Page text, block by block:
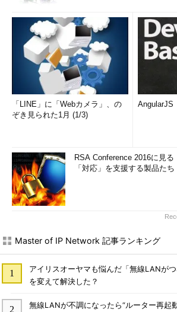
「LINE」に「Webカメラ」、の
ぞき見られた1月 (1/3)
AngularJS
RSA Conference 2016に見る
「対応」を支援する製品たち
Master of IP Network 記事ランキング
アイリスオーヤマも悩んだ「無線LANが
を変えて解決した？
無線LANが不調になったら“ルーター再起